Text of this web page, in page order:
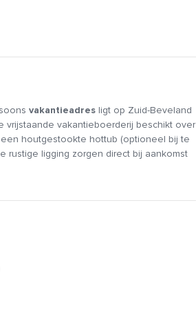
vakantieadres ligt op Zuid-Beveland
vrijstaande vakantieboerderij beschikt over
houtgestookte hottub (optioneel bij te
rustige ligging zorgen direct bij aankomst
om bij elkaar te zitten, een boek te
uitgerust met een zes-pits kookstel,
sinaasappelpers en waterkoker. Er is
om degene die kookt gezelschap te
zich urenlang kunnen vermaken met